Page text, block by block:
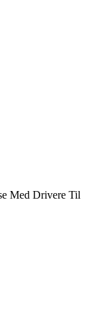
Med Drivere Til